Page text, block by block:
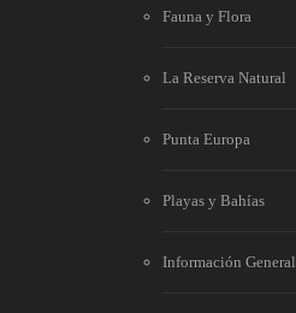
Fauna y Flora
La Reserva Natural
Punta Europa
Playas y Bahías
Información General